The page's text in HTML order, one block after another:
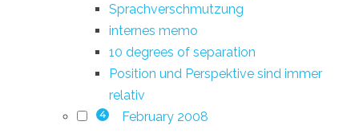
Sprachverschmutzung
internes memo
10 degrees of separation
Position und Perspektive sind immer
relativ
4 February 2008